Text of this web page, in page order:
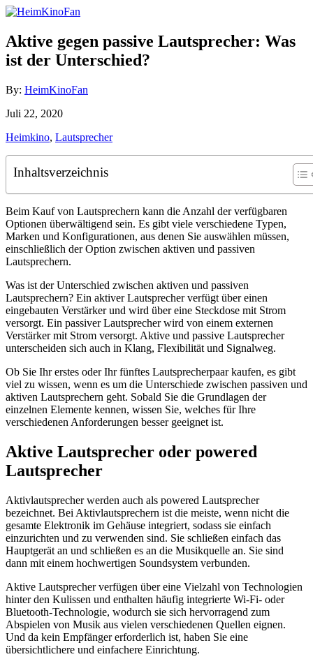
Skip
Content
Aktive gegen passive Lautsprecher: Was
ist der Unterschied?
By: Author
HeimKinoFan
Posted
Juli 22, 2020
Categories
Heimkino, Lautsprecher
Inhaltsverzeichnis
Beim Kauf von Lautsprechern kann die Anzahl der verfügbaren
Optionen überwältigend sein. Es gibt viele verschiedene Typen,
Marken und Konfigurationen, aus denen Sie auswählen müssen,
einschließlich der Option zwischen aktiven und passiven
Lautsprechern.
Was ist der Unterschied zwischen aktiven und passiven
Lautsprechern? Ein aktiver Lautsprecher verfügt über einen
eingebauten Verstärker und wird über eine Steckdose mit Strom
versorgt. Ein passiver Lautsprecher wird von einem externen
Verstärker mit Strom versorgt. Aktive und passive Lautsprecher
unterscheiden sich auch in Klang, Flexibilität und Signalweg.
Ob Sie Ihr erstes oder Ihr fünftes Lautsprecherpaar kaufen, es gibt
viel zu wissen, wenn es um die Unterschiede zwischen passiven und
aktiven Lautsprechern geht. Sobald Sie die Grundlagen der
einzelnen Elemente kennen, wissen Sie, welches für Ihre
verschiedenen Anforderungen besser geeignet ist.
Aktive Lautsprecher oder powered
Lautsprecher
Aktivlautsprecher werden auch als powered Lautsprecher
bezeichnet. Bei Aktivlautsprechern ist die meiste, wenn nicht die
gesamte Elektronik im Gehäuse integriert, sodass sie einfach
einzurichten und zu verwenden sind. Sie schließen einfach das
Hauptgerät an und schließen es an die Musikquelle an. Sie sind
dann mit einem hochwertigen Soundsystem verbunden.
Aktive Lautsprecher verfügen über eine Vielzahl von Technologien
hinter den Kulissen und enthalten häufig integrierte Wi-Fi- oder
Bluetooth-Technologie, wodurch sie sich hervorragend zum
Abspielen von Musik aus vielen verschiedenen Quellen eignen.
Und da kein Empfänger erforderlich ist, haben Sie eine
übersichtlichere und einfachere Einrichtung.